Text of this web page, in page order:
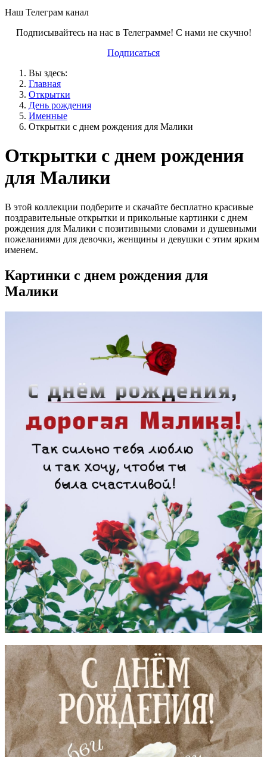
Наш Телеграм канал
Подписывайтесь на нас в Телеграмме! С нами не скучно!
Подписаться
Вы здесь:
Главная
Открытки
День рождения
Именные
Открытки с днем рождения для Малики
Открытки с днем рождения
для Малики
В этой коллекции подберите и скачайте бесплатно красивые
поздравительные открытки и прикольные картинки с днем
рождения для Малики с позитивными словами и душевными
пожеланиями для девочки, женщины и девушки с этим ярким
именем.
Картинки с днем рождения для
Малики